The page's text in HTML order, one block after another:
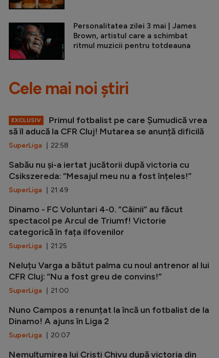
Personalitatea zilei 3 mai | James
Brown, artistul care a schimbat
ritmul muzicii pentru totdeauna
Cele mai noi știri
EXCLUSIV
Primul fotbalist pe care Șumudică vrea
să îl aducă la CFR Cluj! Mutarea se anunță dificilă
SuperLiga | 22:58
Sabău nu și-a iertat jucătorii după victoria cu
Csikszereda: ”Mesajul meu nu a fost înțeles!”
SuperLiga | 21:49
Dinamo - FC Voluntari 4-0. ”Câinii” au făcut
spectacol pe Arcul de Triumf! Victorie
categorică în fața ilfovenilor
SuperLiga | 21:25
Neluțu Varga a bătut palma cu noul antrenor al lui
CFR Cluj: ”Nu a fost greu de convins!”
SuperLiga | 21:00
Nuno Campos a renunțat la încă un fotbalist de la
Dinamo! A ajuns în Liga 2
SuperLiga | 20:07
Nemulțumirea lui Cristi Chivu după victoria din